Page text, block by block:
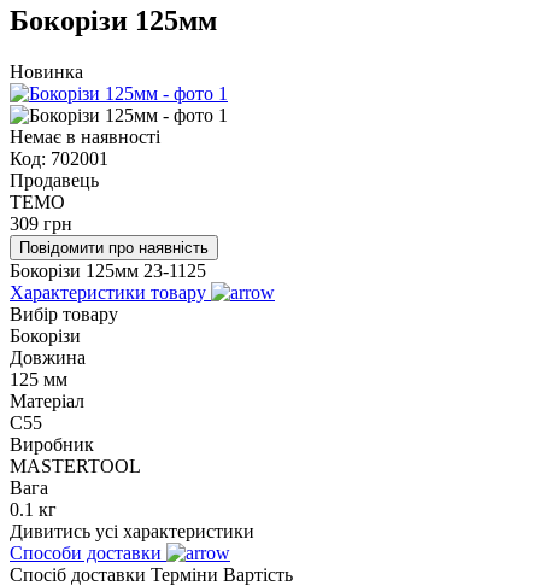
Бокорізи 125мм
Новинка
Немає в наявності
Код: 702001
Продавець
TEMO
309 грн
Повідомити про наявність
Бокорізи 125мм 23-1125
Характеристики товару
Вибір товару
Бокорізи
Довжина
125 мм
Матеріал
C55
Виробник
MASTERTOOL
Вага
0.1 кг
Дивитись усі характеристики
Способи доставки
Спосіб доставки Терміни Вартість